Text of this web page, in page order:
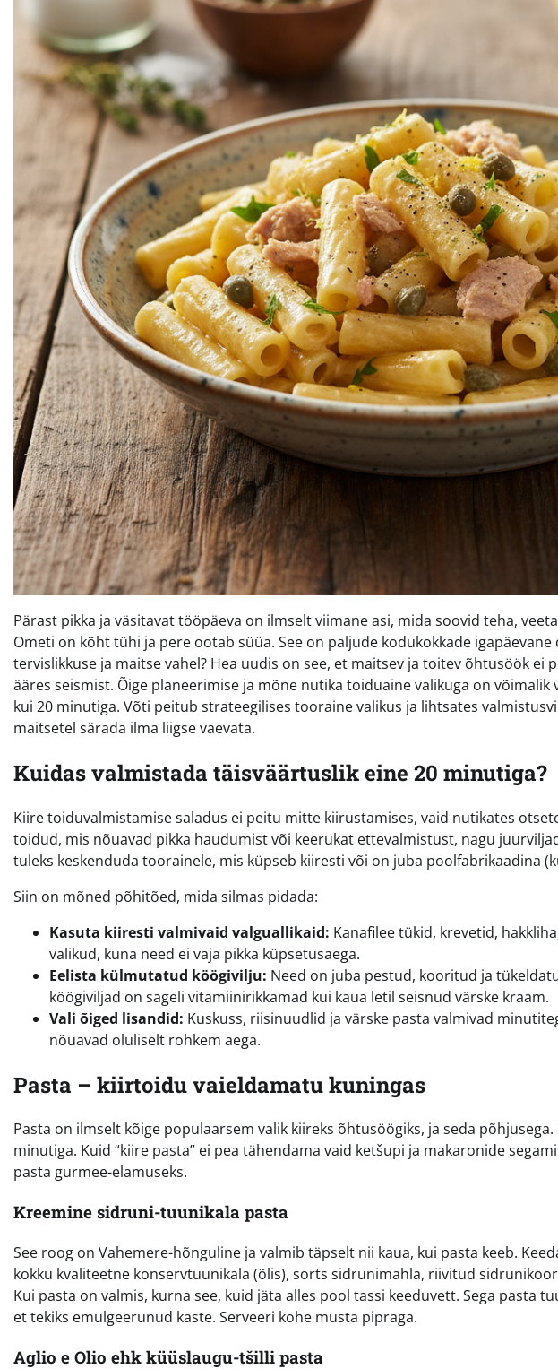
Pärast pikka ja väsitavat tööpäeva on ilmselt viimane asi, mida soovid teha,
Ometi on kõht tühi ja pere ootab süüa. See on paljude kodukokkade
tervislikkuse ja maitse vahel? Hea uudis on see, et maitsev ja toitev õhtusöök ei
ääres seismist. Õige planeerimise ja mõne nutika toiduaine valikuga on
kui 20 minutiga. Võti peitub strateegilises tooraine valikus ja lihtsates
maitsetel särada ilma liigse vaevata.
Kuidas valmistada täisväärtuslik eine 20 minutiga?
Kiire toiduvalmistamise saladus ei peitu mitte kiirustamises, vaid nutikates
toidud, mis nõuavad pikka haudumist või keerukat ettevalmistust, nagu
tuleks keskenduda toorainele, mis küpseb kiiresti või on juba poolfabrikaadina
Siin on mõned põhitõed, mida silmas pidada:
Kasuta kiiresti valmivaid valguallikaid: Kanafilee tükid, krevetid,
valikud, kuna need ei vaja pikka küpsetusaega.
Eelista külmutatud köögivilju: Need on juba pestud, kooritud ja
köögiviljad on sageli vitamiinirikkamad kui kaua letil seisnud värske kraam.
Vali õiged lisandid: Kuskuss, riisinuudlid ja värske pasta valmivad
nõuavad oluliselt rohkem aega.
Pasta – kiirtoidu vaieldamatu kuningas
Pasta on ilmselt kõige populaarsem valik kiireks õhtusöögiks, ja seda
minutiga. Kuid “kiire pasta” ei pea tähendama vaid ketšupi ja makaronide
pasta gurmee-elamuseks.
Kreemine sidruni-tuunikala pasta
See roog on Vahemere-hõnguline ja valmib täpselt nii kaua, kui pasta keeb.
kokku kvaliteetne konservtuunikala (õlis), sorts sidrunimahla, riivitud
Kui pasta on valmis, kurna see, kuid jäta alles pool tassi keeduvett. Sega pasta
et tekiks emulgeerunud kaste. Serveeri kohe musta pipraga.
Aglio e Olio ehk küüslaugu-tšilli pasta